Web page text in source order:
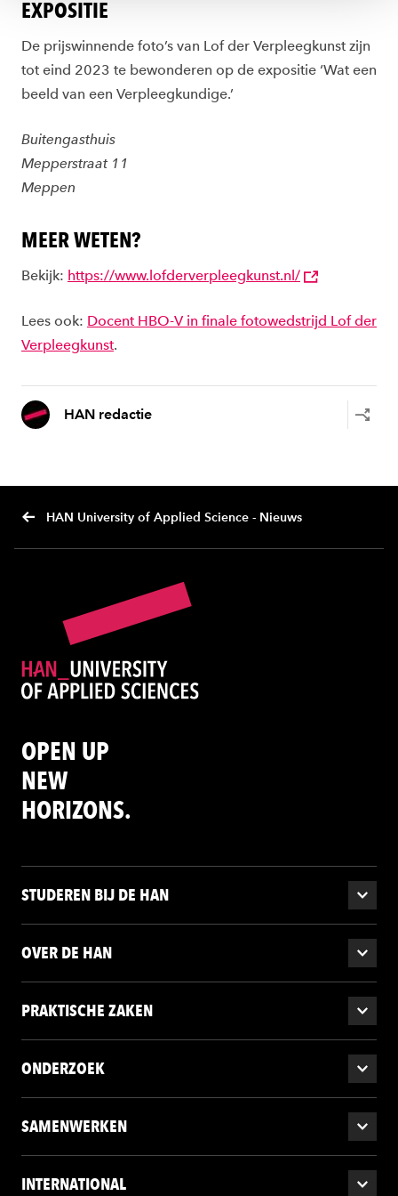
EXPOSITIE
De prijswinnende foto’s van Lof der Verpleegkunst zijn
tot eind 2023 te bewonderen op de expositie ‘Wat een
beeld van een Verpleegkundige.’
Buitengasthuis
Mepperstraat 11
Meppen
MEER WETEN?
Bekijk: https://www.lofderverpleegkunst.nl/
Lees ook: Docent HBO-V in finale fotowedstrijd Lof der
Verpleegkunst.
HAN redactie
HAN University of Applied Science - Nieuws
OPEN UP
NEW
HORIZONS.
STUDEREN BIJ DE HAN
OVER DE HAN
PRAKTISCHE ZAKEN
ONDERZOEK
SAMENWERKEN
INTERNATIONAL